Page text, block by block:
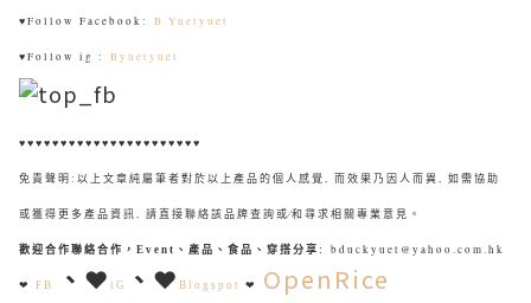
♥Follow Facebook: B.Yuetyuet
♥Follow ig : Byuetyuet
♥♥♥♥♥♥♥♥♥♥♥♥♥♥♥♥♥♥♥♥♥♥
免責聲明:以上文章純屬筆者對於以上產品的個人感覺, 而效果乃因人而異, 如需協助
或獲得更多產品資訊, 請直接聯絡該品牌查詢或∕和尋求相關專業意見。
歡迎合作聯絡合作，Event、產品、食品、穿搭分享 : bduckyuet@yahoo.com.hk
❤ FB 、 ❤ iG 、 ❤ Blogspot ❤ OpenRice